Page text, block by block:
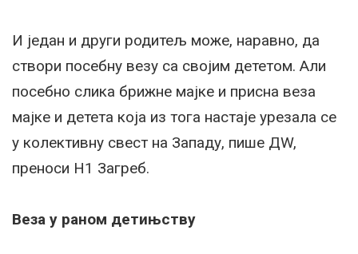
И један и други родитељ може, наравно, да
створи посебну везу са својим дететом. Али
посебно слика брижне мајке и присна веза
мајке и детета која из тога настаје урезала се
у колективну свест на Западу, пише ДW,
преноси Н1 Загреб.
Веза у раном детињству